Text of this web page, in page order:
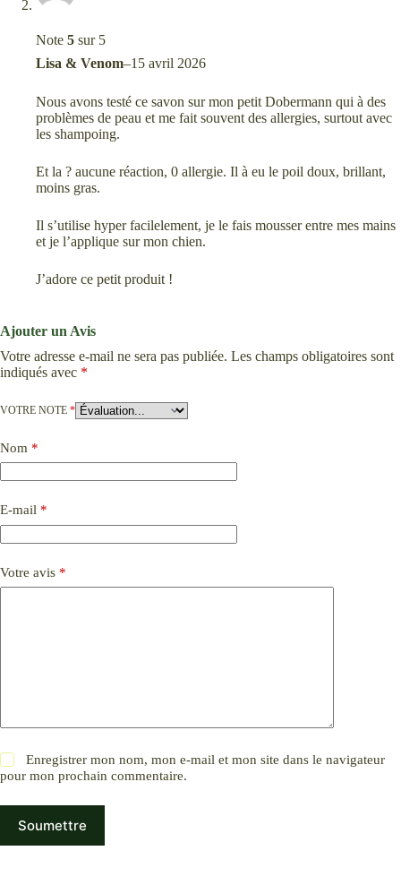
Note 5 sur 5
Lisa & Venom–15 avril 2026
Nous avons testé ce savon sur mon petit Dobermann qui à des
problèmes de peau et me fait souvent des allergies, surtout avec
les shampoing.
Et la ? aucune réaction, 0 allergie. Il à eu le poil doux, brillant,
moins gras.
Il s’utilise hyper facilelement, je le fais mousser entre mes mains
et je l’applique sur mon chien.
J’adore ce petit produit !
Ajouter un Avis
Votre adresse e-mail ne sera pas publiée. Les champs obligatoires sont
indiqués avec *
VOTRE NOTE *
Nom *
E-mail *
Votre avis *
Enregistrer mon nom, mon e-mail et mon site dans le navigateur
pour mon prochain commentaire.
Soumettre